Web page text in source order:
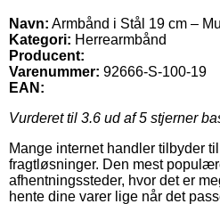
Navn: Armbånd i Stål 19 cm –
Kategori: Herrearmbånd
Producent:
Varenummer: 92666-S-100-19
EAN:
Vurderet til 3.6 ud af 5 stjerner
Mange internet handler tilbyder
fragtløsninger. Den mest
afhentningssteder, hvor det er
hente dine varer lige når det